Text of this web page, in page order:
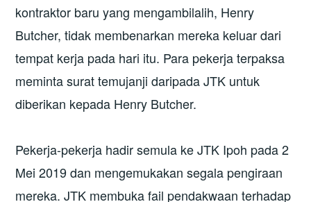
kontraktor baru yang mengambilalih, Henry
Butcher, tidak membenarkan mereka keluar dari
tempat kerja pada hari itu. Para pekerja terpaksa
meminta surat temujanji daripada JTK untuk
diberikan kepada Henry Butcher.
Pekerja-pekerja hadir semula ke JTK Ipoh pada 2
Mei 2019 dan mengemukakan segala pengiraan
mereka. JTK membuka fail pendakwaan terhadap